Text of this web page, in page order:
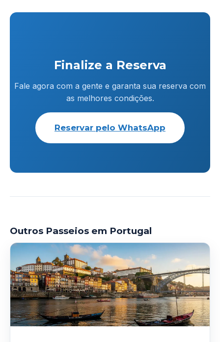
Finalize a Reserva
Fale agora com a gente e garanta sua reserva com
as melhores condições.
Reservar pelo WhatsApp
Outros Passeios em Portugal